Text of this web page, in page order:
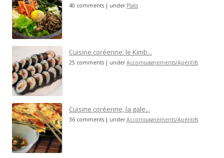
40 comments | under Plats
Cuisine coréenne: le Kimb...
25 comments | underAccompagnements/Apéritifs
Cuisine coréenne, la gale...
36 comments | underAccompagnements/Apéritifs